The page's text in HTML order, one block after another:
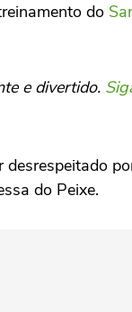
do
e divertido.
do Peixe.